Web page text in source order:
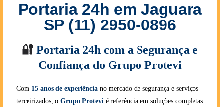
Portaria 24h em Jaguara
SP (11) 2950-0896
🔐Portaria 24h com a Segurança e
Confiança do Grupo Protevi
Com 15 anos de experiênciano mercado de segurança e serviços
terceirizados, o Grupo Protevi é referência em soluções completas